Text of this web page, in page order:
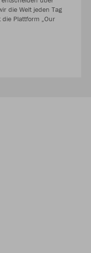
die Welt jeden Tag
Plattform „Our